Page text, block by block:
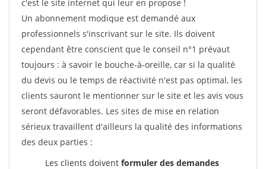
c'est le site internet qui leur en propose !
Un abonnement modique est demandé aux
professionnels s'inscrivant sur le site. Ils doivent
cependant être conscient que le conseil n°1 prévaut
toujours : à savoir le bouche-à-oreille, car si la qualité
du devis ou le temps de réactivité n'est pas optimal, les
clients sauront le mentionner sur le site et les avis vous
seront défavorables. Les sites de mise en relation
sérieux travaillent d'ailleurs la qualité des informations
des deux parties :
Les clients doivent formuler des demandes